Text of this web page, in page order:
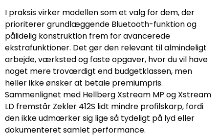
I praksis virker modellen som et valg for dem, der
prioriterer grundlæggende Bluetooth-funktion og
pålidelig konstruktion frem for avancerede
ekstrafunktioner. Det gør den relevant til almindeligt
arbejde, værksted og faste opgaver, hvor du vil have
noget mere troværdigt end budgetklassen, men
heller ikke ønsker at betale premiumpris.
Sammenlignet med Hellberg Xstream MP og Xstream
LD fremstår Zekler 412S lidt mindre profilskarp, fordi
den ikke udmærker sig lige så tydeligt på lyd eller
dokumenteret samlet performance.